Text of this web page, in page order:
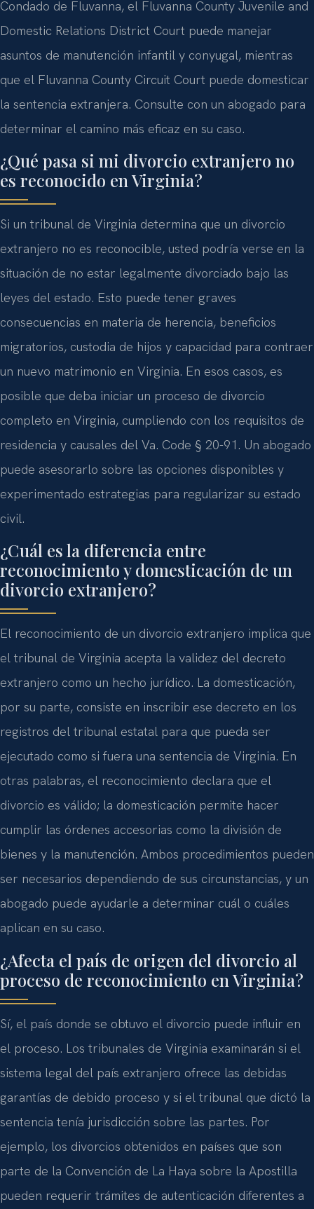
Condado de Fluvanna, el Fluvanna County Juvenile and
Domestic Relations District Court puede manejar
asuntos de manutención infantil y conyugal, mientras
que el Fluvanna County Circuit Court puede domesticar
la sentencia extranjera. Consulte con un abogado para
determinar el camino más eficaz en su caso.
¿Qué pasa si mi divorcio extranjero no
es reconocido en Virginia?
Si un tribunal de Virginia determina que un divorcio
extranjero no es reconocible, usted podría verse en la
situación de no estar legalmente divorciado bajo las
leyes del estado. Esto puede tener graves
consecuencias en materia de herencia, beneficios
migratorios, custodia de hijos y capacidad para contraer
un nuevo matrimonio en Virginia. En esos casos, es
posible que deba iniciar un proceso de divorcio
completo en Virginia, cumpliendo con los requisitos de
residencia y causales del Va. Code § 20-91. Un abogado
puede asesorarlo sobre las opciones disponibles y
experimentado estrategias para regularizar su estado
civil.
¿Cuál es la diferencia entre
reconocimiento y domesticación de un
divorcio extranjero?
El reconocimiento de un divorcio extranjero implica que
el tribunal de Virginia acepta la validez del decreto
extranjero como un hecho jurídico. La domesticación,
por su parte, consiste en inscribir ese decreto en los
registros del tribunal estatal para que pueda ser
ejecutado como si fuera una sentencia de Virginia. En
otras palabras, el reconocimiento declara que el
divorcio es válido; la domesticación permite hacer
cumplir las órdenes accesorias como la división de
bienes y la manutención. Ambos procedimientos pueden
ser necesarios dependiendo de sus circunstancias, y un
abogado puede ayudarle a determinar cuál o cuáles
aplican en su caso.
¿Afecta el país de origen del divorcio al
proceso de reconocimiento en Virginia?
Sí, el país donde se obtuvo el divorcio puede influir en
el proceso. Los tribunales de Virginia examinarán si el
sistema legal del país extranjero ofrece las debidas
garantías de debido proceso y si el tribunal que dictó la
sentencia tenía jurisdicción sobre las partes. Por
ejemplo, los divorcios obtenidos en países que son
parte de la Convención de La Haya sobre la Apostilla
pueden requerir trámites de autenticación diferentes a